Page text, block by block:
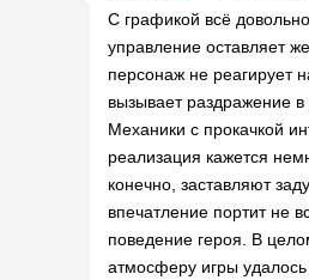
С графикой всё
управление оставляет
персонаж не реагирует
вызывает раздражение
Механики с прокачкой
реализация кажется
конечно, заставляют
впечатление портит не
поведение героя. В
атмосферу игры удалось